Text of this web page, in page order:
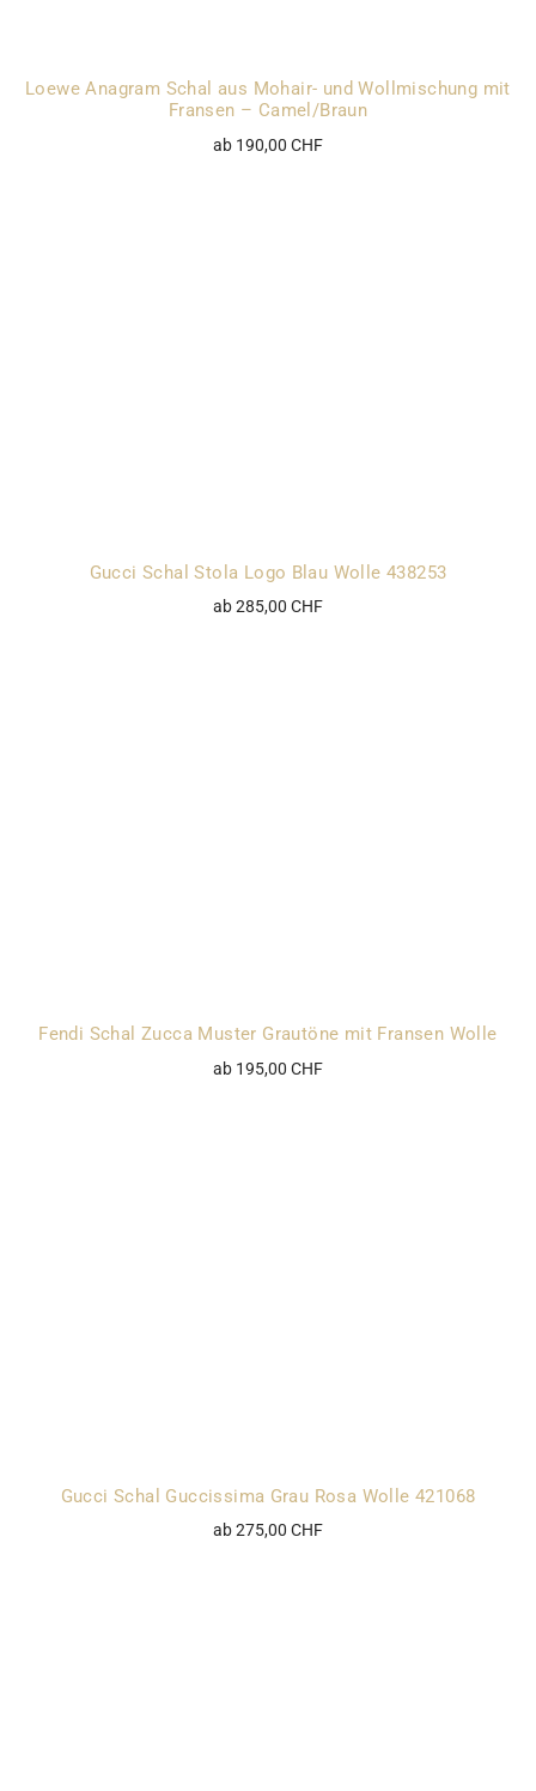
Loewe Anagram Schal aus Mohair- und Wollmischung mit
Fransen – Camel/Braun
ab 190,00 CHF
Gucci Schal Stola Logo Blau Wolle 438253
ab 285,00 CHF
Fendi Schal Zucca Muster Grautöne mit Fransen Wolle
ab 195,00 CHF
Gucci Schal Guccissima Grau Rosa Wolle 421068
ab 275,00 CHF